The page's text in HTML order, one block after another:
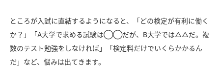
ところが入試に直結するようになると、「どの検定が有利に働く
か？」「A大学で求める試験は◯◯だが、B大学では△△だ。複
数のテスト勉強をしなければ」「検定料だけでいくらかかるん
だ」など、悩みは出てきます。